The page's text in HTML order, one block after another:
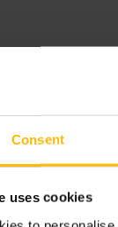
Consent
uses cookies
voor een formeel
Combineer je